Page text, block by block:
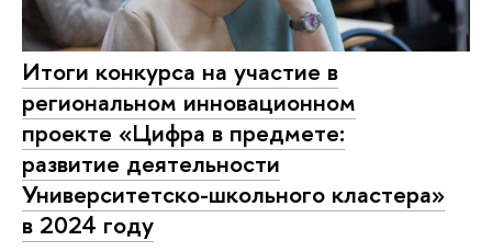
Итоги конкурса на участие в
региональном инновационном
проекте «Цифра в предмете:
развитие деятельности
Университетско-школьного кластера»
в 2024 году